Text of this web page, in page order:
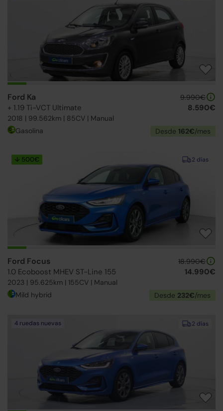
Ford Ka
+ 1.19 Ti-VCT Ultimate
2018 | 99.562km | 85CV | Manual
9.990€
8.590€
Gasolina Desde 162€/mes
2 días
↓ 500€
Ford Focus
1.0 Ecoboost MHEV ST-Line 155
2023 | 95.625km | 155CV | Manual
18.990€
14.990€
Mild hybrid Desde 232€/mes
2 días
4 ruedas nuevas